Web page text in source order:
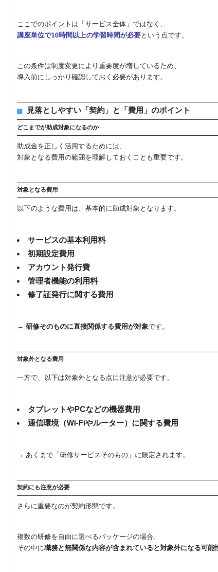
ここでのポイントは「サービス全体」ではなく、
講座単位で10時間以上の学習時間が必要という点です。
この条件は制度変更により重要度が増しているため、
導入前にしっかり確認しておく必要があります。
見落としやすい「契約」と「費用」のポイント
どこまでが助成対象になるのか
助成金を正しく活用するためには、
対象となる費用の範囲を理解しておくことも重要です。
対象となる費用
以下のような費用は、基本的に助成対象となります。
サービスの基本利用料
初期設定費用
アカウント発行費
管理者機能の利用料
修了証発行に関する費用
→ 研修そのものに直接関係する費用が対象です。
対象外となる費用
一方で、以下は対象外となる点に注意が必要です。
タブレットやPCなどの機器費用
通信環境（Wi-Fiやルーター）に関する費用
→ あくまで「研修サービスそのもの」に限定されます。
契約にも注意が必要
さらに重要なのが契約形態です。
複数の研修を自由に選べるパッケージの場合、
その中に職務と無関係な内容が含まれていると対象外になる可能